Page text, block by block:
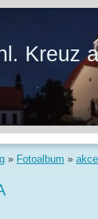
Kreuz
» Fotoalbum » akce